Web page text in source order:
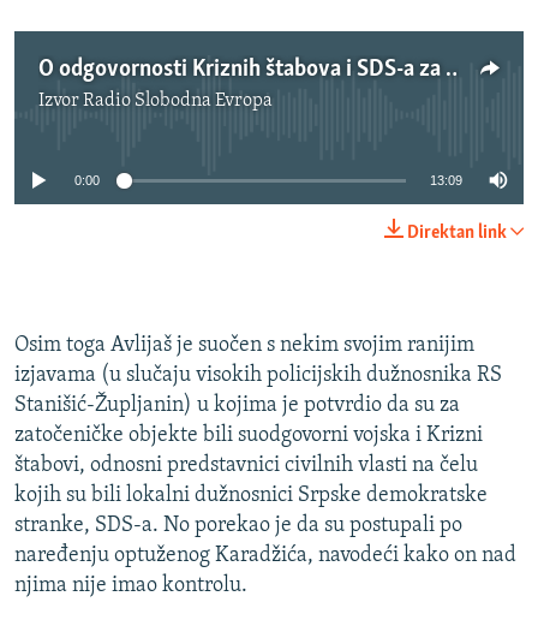
O odgovornosti Kriznih štabova i SDS-a za zatočeničke objekte u RS
IzvorRadio Slobodna Evropa
No media source currently available
0:00 13:09
Direktan link
Osim toga Avlijaš je suočen s nekim svojim ranijim
izjavama (u slučaju visokih policijskih dužnosnika RS
Stanišić-Župljanin) u kojima je potvrdio da su za
zatočeničke objekte bili suodgovorni vojska i Krizni
štabovi, odnosni predstavnici civilnih vlasti na čelu
kojih su bili lokalni dužnosnici Srpske demokratske
stranke, SDS-a. No porekao je da su postupali po
naređenju optuženog Karadžića, navodeći kako on nad
njima nije imao kontrolu.